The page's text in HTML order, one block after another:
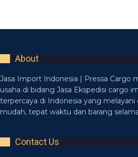
About
Jasa Import Indonesia | Pressa Cargo
usaha di bidang Jasa Ekspedisi cargo
terpercaya di Indonesia yang
mudah, tepat waktu dan barang
Contact Us